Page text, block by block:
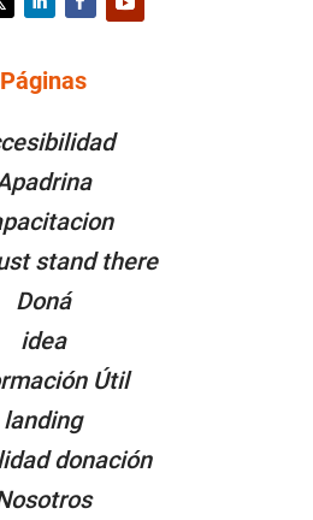
Facebook
Páginas
stand there
Doná
idea
Útil
landing
donación